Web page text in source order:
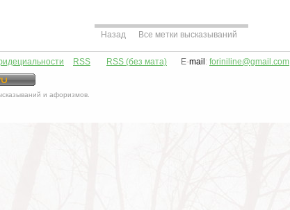
Назад Все метки высказываний
RSS RSS (без мата) E-mail : foriniline@gmail.com
и афоризмов.